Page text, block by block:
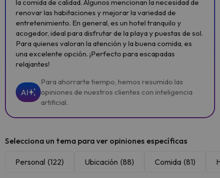
la comida de calidad. Algunos mencionan la necesidad de
renovar las habitaciones y mejorar la variedad de
entretenimiento. En general, es un hotel tranquilo y
acogedor, ideal para disfrutar de la playa y puestas de sol.
Para quienes valoran la atención y la buena comida, es
una excelente opción. ¡Perfecto para escapadas
relajantes!
AI
Para ahorrarte tiempo, hemos resumido las
opiniones de nuestros clientes con inteligencia
artificial.
Selecciona un tema para ver opiniones específicas
Personal (122) Ubicación (88) Comida (81)